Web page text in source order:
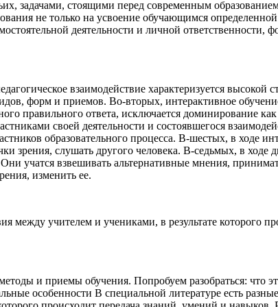
задачами, стоящими перед современным
не только на усвоение обучающимся
деятельности и личной
взаимодействие характеризуется
форм и приемов. Во-вторых, интерактивное
правильного ответа, исключается доминирование
своей деятельности и состоявшегося
образовательного процесса. В-шестых, в ходе
зрения, слушать другого человека. В-седьмых, в
учатся взвешивать альтернативные мнения,
изменить ее.
между учителем и учениками, в результате которого
и приемы обучения. Попробуем разобраться: что
особенности В специальной литературе есть